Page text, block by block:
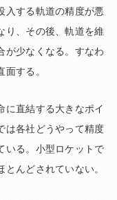
入する軌道の精度が悪
り、その後、軌道を維
が少なくなる。すなわ
する。
に直結する大きなポイ
は各社どうやって精度
いる。小型ロケットで
んどされていない。